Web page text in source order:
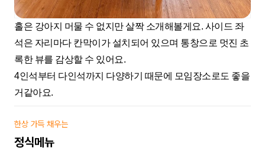
홀은 강아지 머물 수 없지만 살짝 소개해볼게요. 사이드 좌
석은 자리마다 칸막이가 설치되어 있으며 통창으로 멋진 초
록한 뷰를 감상할 수 있어요.
4인석부터 다인석까지 다양하기 때문에 모임장소로도 좋을
거같아요.
한상 가득 채우는
정식메뉴